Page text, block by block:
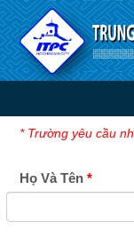
Truy cập nội dung luôn
Đăng ký
* Trường yêu cầu
Họ Và Tên